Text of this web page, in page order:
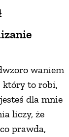
waniem
który to robi,
dla mnie
liczy, że
prawda,